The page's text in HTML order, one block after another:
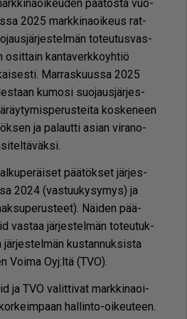
pää­tös­tä vuo­
2025 mark­ki­na­oi­keus rat­
to­teu­tus­vas­
osit­tain kan­ta­verk­ko­yh­tiö
Mar­ras­kuus­sa 2025
ku­mo­si suo­jaus­jär­jes­
kos­ke­neen
ja pa­laut­ti asi­an vi­ra­no­
pää­tök­set jär­jes­
2024 (vas­tuu­ky­sy­mys) ja
Näi­den pää­
vas­taa jär­jes­tel­män to­teu­tuk­
kus­tan­nuk­sis­ta
Voi­ma Oyj:ltä (TVO).
ja TVO va­lit­ti­vat mark­ki­na­oi­
hal­lin­to-oi­keu­teen.